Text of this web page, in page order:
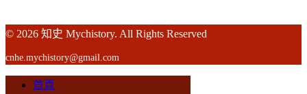
© 2026 知史 Mychistory. All Rights Reserved
cnhe.mychistory@gmail.com
首頁